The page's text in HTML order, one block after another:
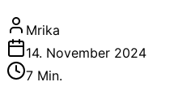
Mrika
14. November 2024
7 Min.